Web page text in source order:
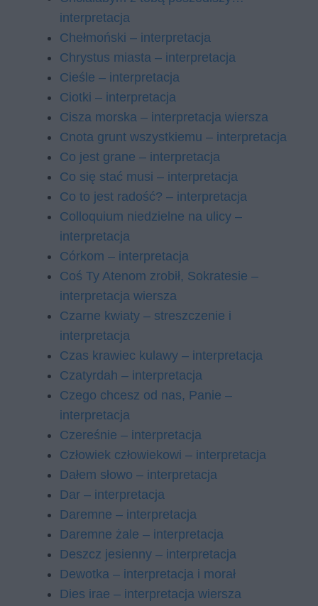
interpretacja
Chełmoński – interpretacja
Chrystus miasta – interpretacja
Cieśle – interpretacja
Ciotki – interpretacja
Cisza morska – interpretacja wiersza
Cnota grunt wszystkiemu – interpretacja
Co jest grane – interpretacja
Co się stać musi – interpretacja
Co to jest radość? – interpretacja
Colloquium niedzielne na ulicy –
interpretacja
Córkom – interpretacja
Coś Ty Atenom zrobił, Sokratesie –
interpretacja wiersza
Czarne kwiaty – streszczenie i
interpretacja
Czas krawiec kulawy – interpretacja
Czatyrdah – interpretacja
Czego chcesz od nas, Panie –
interpretacja
Czereśnie – interpretacja
Człowiek człowiekowi – interpretacja
Dałem słowo – interpretacja
Dar – interpretacja
Daremne – interpretacja
Daremne żale – interpretacja
Deszcz jesienny – interpretacja
Dewotka – interpretacja i morał
Dies irae – interpretacja wiersza